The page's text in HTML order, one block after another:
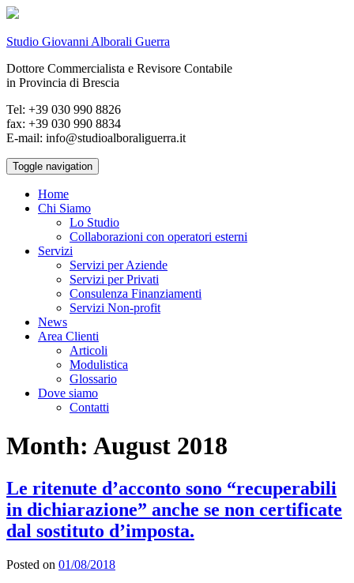
Studio Giovanni Alborali Guerra
Dottore Commercialista e Revisore Contabile
in Provincia di Brescia
Tel: +39 030 990 8826
fax: +39 030 990 8834
E-mail: info@studioalboraliguerra.it
Toggle navigation
Home
Chi Siamo
Lo Studio
Collaborazioni con operatori esterni
Servizi
Servizi per Aziende
Servizi per Privati
Consulenza Finanziamenti
Servizi Non-profit
News
Area Clienti
Articoli
Modulistica
Glossario
Dove siamo
Contatti
Month: August 2018
Le ritenute d’acconto sono “recuperabili
in dichiarazione” anche se non certificate
dal sostituto d’imposta.
Posted on 01/08/2018